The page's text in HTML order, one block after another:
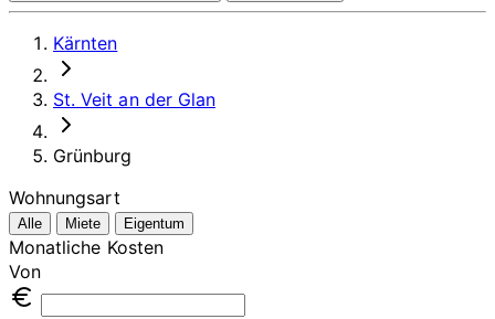
Kärnten
St. Veit an der Glan
Grünburg
Wohnungsart
Alle Miete Eigentum
Monatliche Kosten
Von